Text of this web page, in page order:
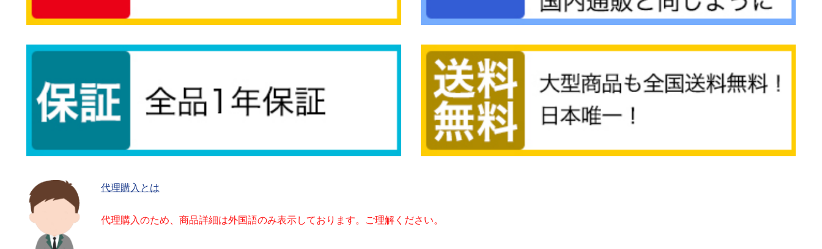
代理購入とは
代理購入のため、商品詳細は外国語のみ表示しております。ご理解ください。